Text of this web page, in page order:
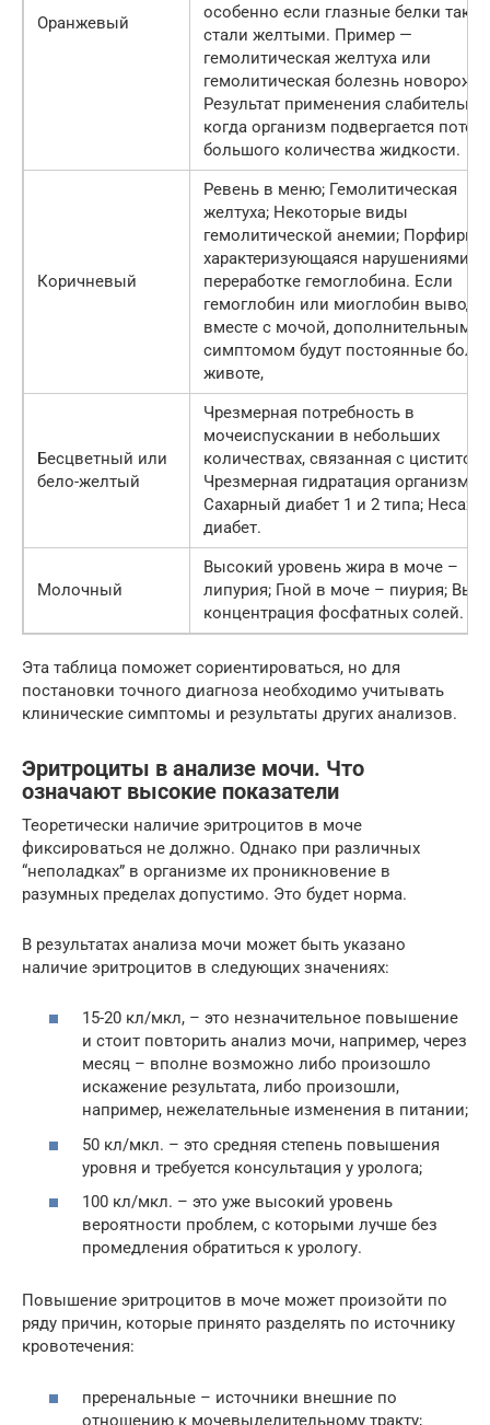
Оранжевый
особенно если глазные белки также
стали желтыми. Пример —
гемолитическая желтуха или
гемолитическая болезнь
Результат применения
когда организм подвергается потере
большого количества жидкости.
Коричневый
Ревень в меню; Гемолитическая
желтуха; Некоторые виды
гемолитической анемии; Порфирия,
характеризующаяся нарушениями в
переработке гемоглобина. Если
гемоглобин или миоглобин
вместе с мочой, дополнительным
симптомом будут постоянные боли
животе,
Бесцветный или
бело-желтый
Чрезмерная потребность в
мочеиспускании в небольших
количествах, связанная с циститом;
Чрезмерная гидратация организма;
Сахарный диабет 1 и 2 типа;
диабет.
Молочный
Высокий уровень жира в моче –
липурия; Гной в моче – пиурия;
концентрация фосфатных солей.
Эта таблица поможет сориентироваться, но для
постановки точного диагноза необходимо учитывать
клинические симптомы и результаты других анализов.
Эритроциты в анализе мочи. Что
означают высокие показатели
Теоретически наличие эритроцитов в моче
фиксироваться не должно. Однако при различных
“неполадках” в организме их проникновение в
разумных пределах допустимо. Это будет норма.
В результатах анализа мочи может быть указано
наличие эритроцитов в следующих значениях:
15-20 кл/мкл, – это незначительное повышение
и стоит повторить анализ мочи, например, через
месяц – вполне возможно либо произошло
искажение результата, либо произошли,
например, нежелательные изменения в питании;
50 кл/мкл. – это средняя степень повышения
уровня и требуется консультация у уролога;
100 кл/мкл. – это уже высокий уровень
вероятности проблем, с которыми лучше без
промедления обратиться к урологу.
Повышение эритроцитов в моче может произойти по
ряду причин, которые принято разделять по источнику
кровотечения:
преренальные – источники внешние по
отношению к мочевыделительному тракту;